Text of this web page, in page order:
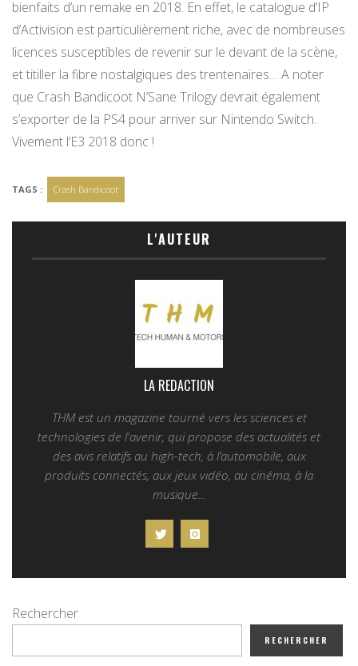
bienfaits d’un remake en 2018. En effet, le catalogue d’IP
d’Activision est particulièrement riche, avec de nombreuses
licences susceptibles de revenir sur le devant de la scène,
et titiller la fibre nostalgiques des trentenaires… A noter
que Crash Bandicoot N’Sane Trilogy devrait également
s’exporter de la PS4 pour arriver sur Nintendo Switch.
Vivement l’E3 2018 donc !
TAGS : Crash Bandicoot
L'AUTEUR
LA REDACTION
THM est un magazine tourné vers les sciences et
technologies de l'avenir, qui propose des actualités et
des avis relatifs au high-tech, à l’automobile, aux
produits connectés, aux jeux vidéo, au cinéma, à la
musique...
Rechercher
RECHERCHER